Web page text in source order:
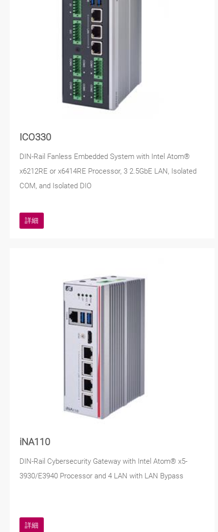
ICO330
DIN-Rail Fanless Embedded System with Intel Atom®
x6212RE or x6414RE Processor, 3 2.5GbE LAN, Isolated
COM, and Isolated DIO
詳細
iNA110
DIN-Rail Cybersecurity Gateway with Intel Atom® x5-
3930/E3940 Processor and 4 LAN with LAN Bypass
詳細